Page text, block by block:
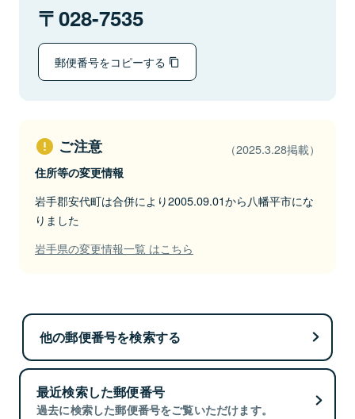
028-7535
郵便番号をコピーする
ご注意 （2025.3.28掲載）
住所等の変更情報
岩手郡安代町は合併により2005.09.01から八幡平市にな
りました
岩手県の変更情報一覧 はこちら
他の郵便番号を検索する
最近検索した郵便番号
過去に検索した郵便番号をご覧いただけます。